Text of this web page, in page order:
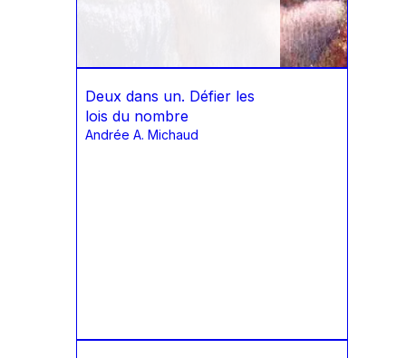
Deux dans un. Défier les
lois du nombre
Andrée A. Michaud